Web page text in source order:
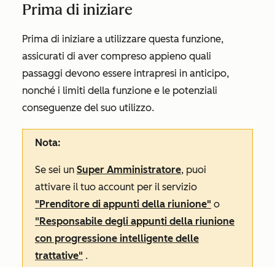
Prima di iniziare
Prima di iniziare a utilizzare questa funzione,
assicurati di aver compreso appieno quali
passaggi devono essere intrapresi in anticipo,
nonché i limiti della funzione e le potenziali
conseguenze del suo utilizzo.
Nota:
Se sei un Super Amministratore, puoi
attivare il tuo account per il servizio
"Prenditore di appunti della riunione" o
"Responsabile degli appunti della riunione
con progressione intelligente delle
trattative" .